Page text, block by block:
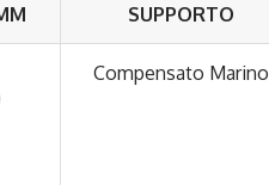
SUPPORTO
Compensato Marino